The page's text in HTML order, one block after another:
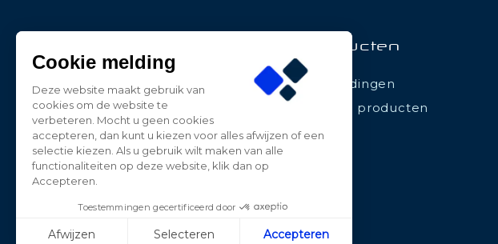
Dwarsweg 27
3181 HP Rozenburg
Nederland
contact@beledpro.nl
Producten
Aanbiedingen
Nieuwe producten
Cookie melding
Deze website maakt gebruik van
cookies om de website te
verbeteren. Mocht u geen cookies
accepteren, dan kunt u kiezen voor alles afwijzen of een
selectie kiezen. Als u gebruik wilt maken van alle
functionaliteiten op deze website, klik dan op
Accepteren.
Toestemmingen gecertificeerd door
Afwijzen Selecteren Accepteren